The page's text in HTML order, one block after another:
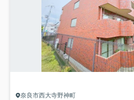
奈良市西大寺野神町